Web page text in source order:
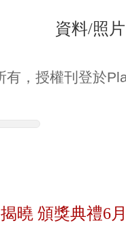
資料/照
有，授權刊登於
曉 頒獎典禮6